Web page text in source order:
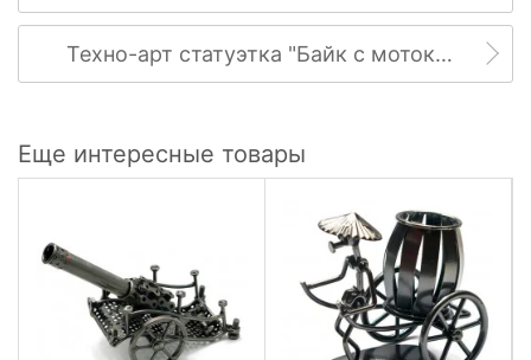
Техно-арт статуэтка "Байк с мотоколяской"
Еще интересные товары